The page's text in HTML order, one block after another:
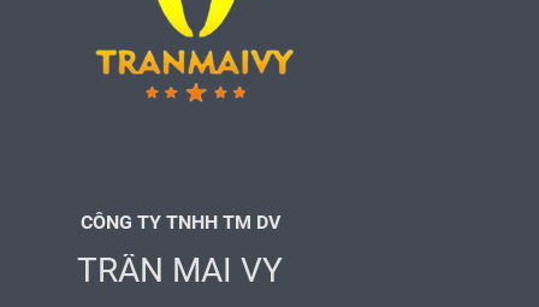
CÔNG TY TNHH TM DV
TRẦN MAI VY